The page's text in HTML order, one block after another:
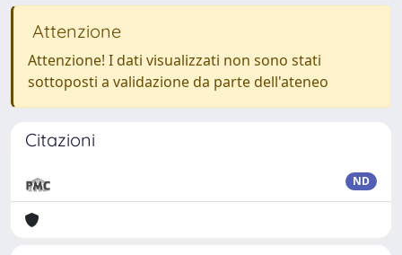
Attenzione
Attenzione! I dati visualizzati non sono stati
sottoposti a validazione da parte dell'ateneo
Citazioni
ND